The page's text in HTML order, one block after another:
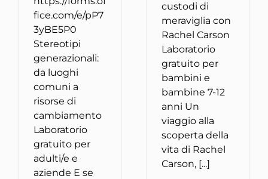
fice.com/e/pP7
3yBE5P0
Stereotipi
generazionali:
da luoghi
comuni a
risorse di
cambiamento
Laboratorio
gratuito per
adulti/e e
aziende E se
custodi di
meraviglia con
Rachel Carson
Laboratorio
gratuito per
bambini e
bambine 7-12
anni Un
viaggio alla
scoperta della
vita di Rachel
Carson, [...]